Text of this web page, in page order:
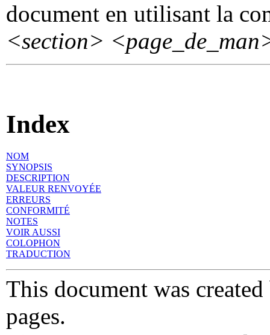
document en utilisant la
<section>
Index
NOM
SYNOPSIS
DESCRIPTION
VALEUR RENVOYÉE
ERREURS
CONFORMITÉ
NOTES
VOIR AUSSI
COLOPHON
TRADUCTION
This document was
pages.